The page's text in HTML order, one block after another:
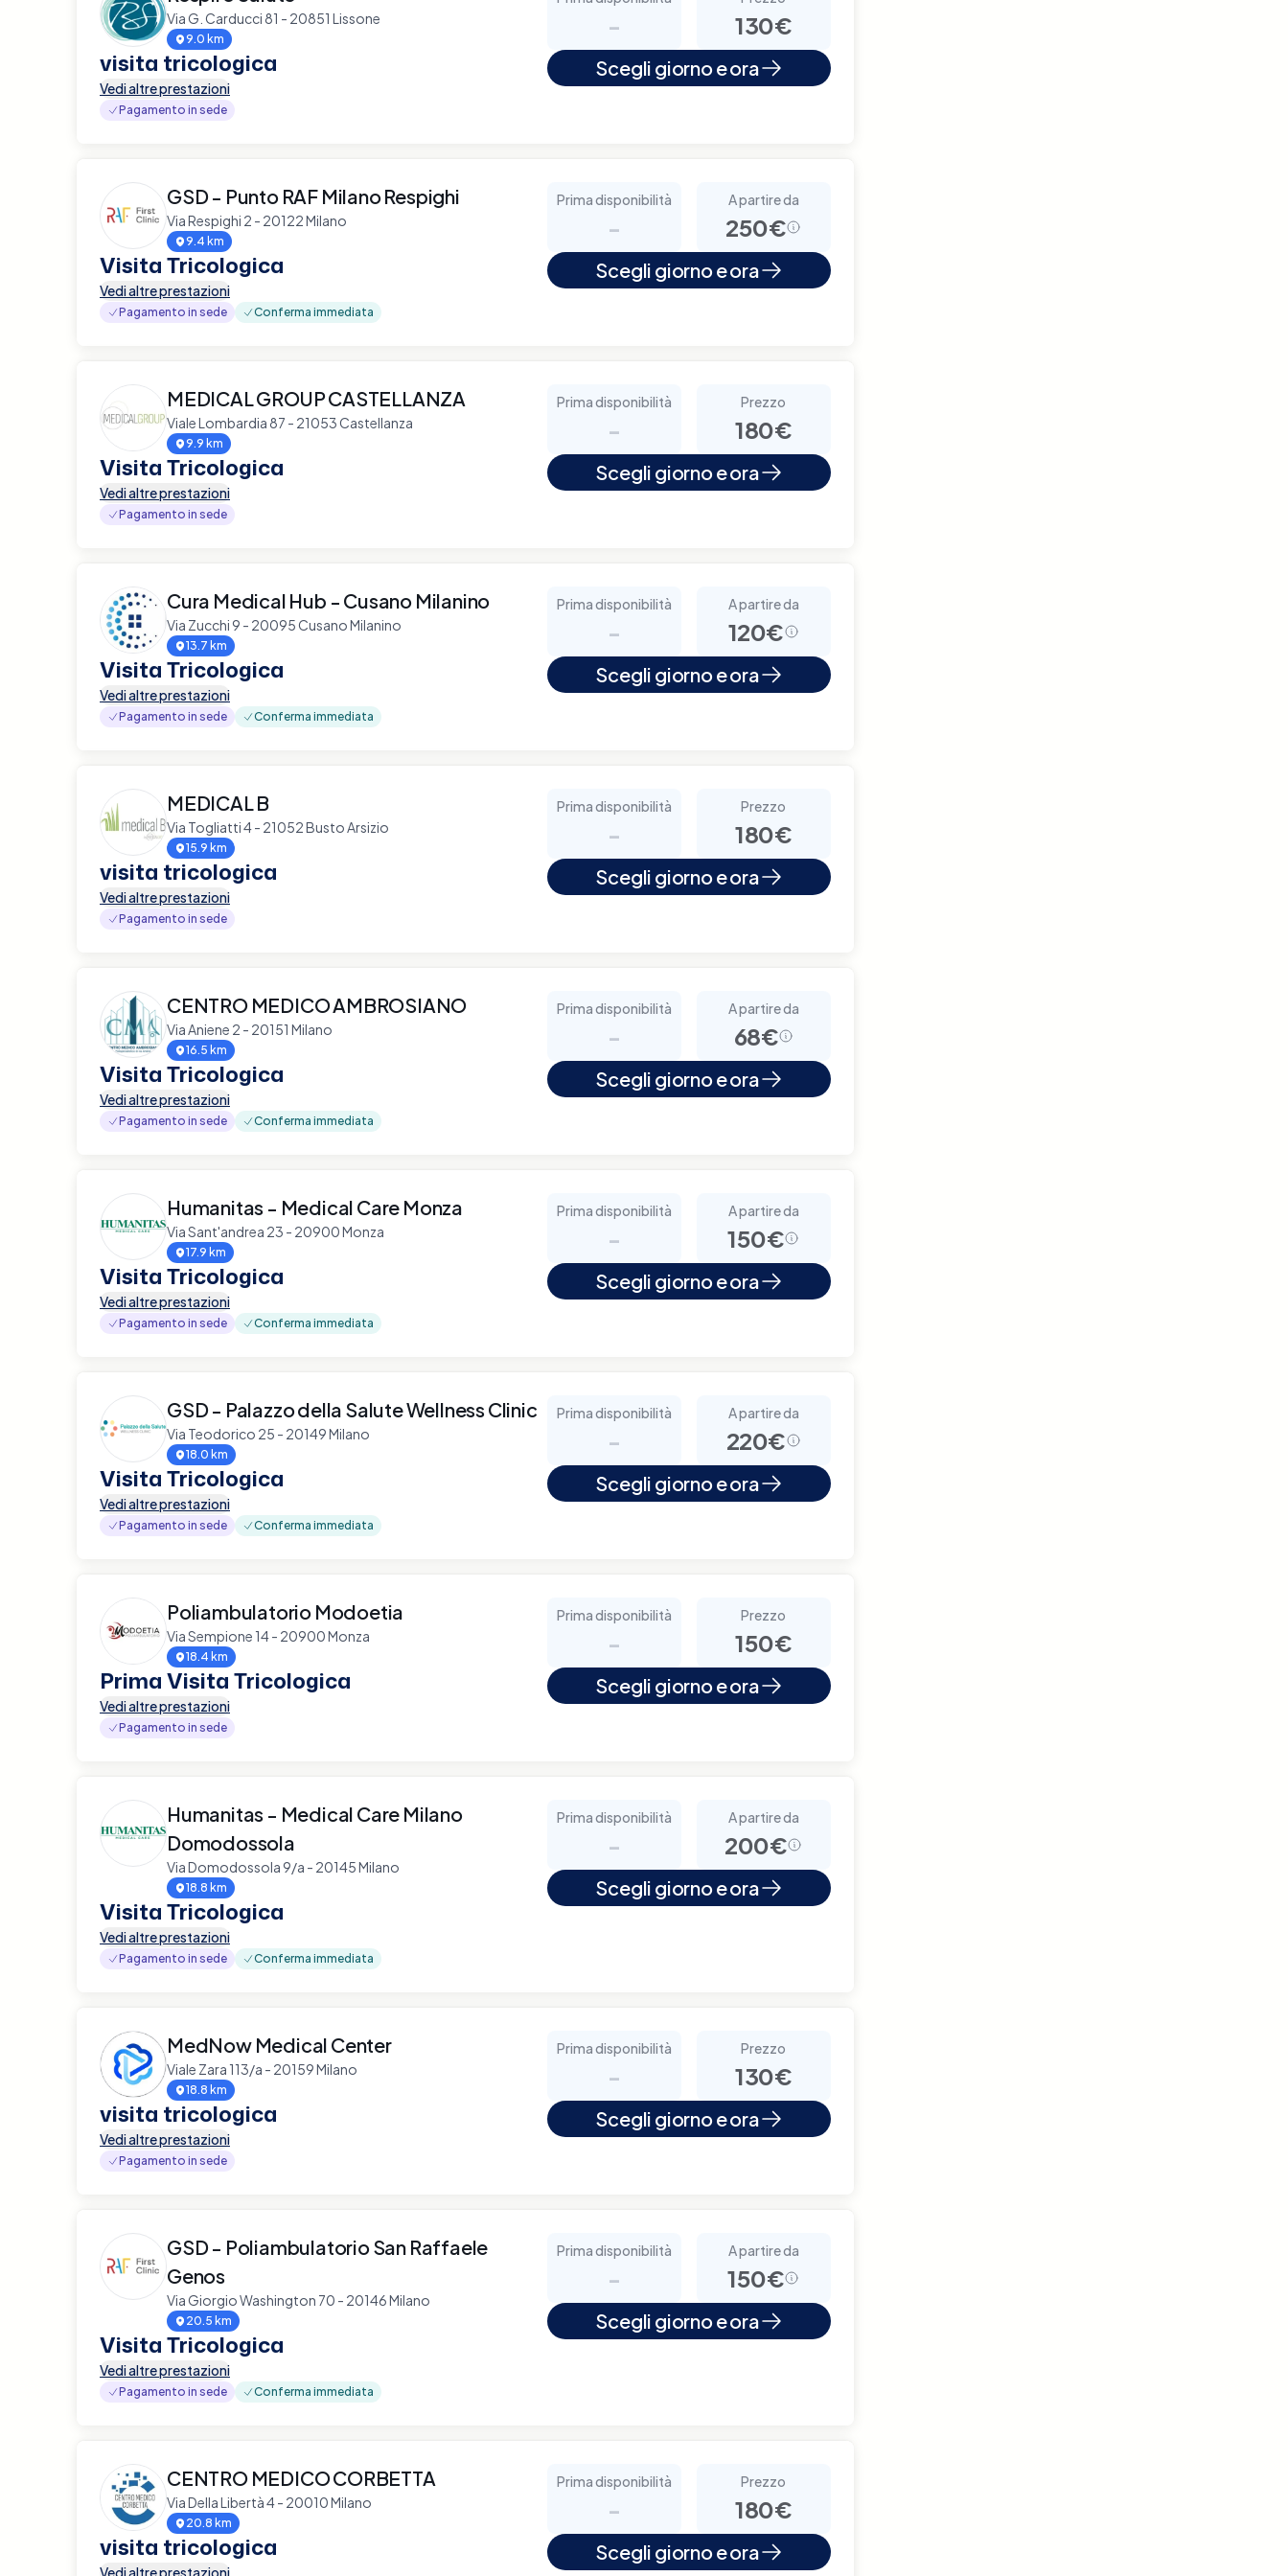
Via G. Carducci 81 - 20851 Lissone
9.0 km
visita tricologica
Vedi altre prestazioni
Pagamento in sede
- 130€
Scegli giorno e ora
GSD - Punto RAF Milano Respighi
Via Respighi 2 - 20122 Milano
9.4 km
Visita Tricologica
Vedi altre prestazioni
Pagamento in sede Conferma immediata
Prima disponibilità
-
A partire da
250€
Scegli giorno e ora
MEDICAL GROUP CASTELLANZA
Viale Lombardia 87 - 21053 Castellanza
9.9 km
Visita Tricologica
Vedi altre prestazioni
Pagamento in sede
Prima disponibilità
-
Prezzo
180€
Scegli giorno e ora
Cura Medical Hub - Cusano Milanino
Via Zucchi 9 - 20095 Cusano Milanino
13.7 km
Visita Tricologica
Vedi altre prestazioni
Pagamento in sede Conferma immediata
Prima disponibilità
-
A partire da
120€
Scegli giorno e ora
MEDICAL B
Via Togliatti 4 - 21052 Busto Arsizio
15.9 km
visita tricologica
Vedi altre prestazioni
Pagamento in sede
Prima disponibilità
-
Prezzo
180€
Scegli giorno e ora
CENTRO MEDICO AMBROSIANO
Via Aniene 2 - 20151 Milano
16.5 km
Visita Tricologica
Vedi altre prestazioni
Pagamento in sede Conferma immediata
Prima disponibilità
-
A partire da
68€
Scegli giorno e ora
Humanitas - Medical Care Monza
Via Sant'andrea 23 - 20900 Monza
17.9 km
Visita Tricologica
Vedi altre prestazioni
Pagamento in sede Conferma immediata
Prima disponibilità
-
A partire da
150€
Scegli giorno e ora
GSD - Palazzo della Salute Wellness Clinic
Via Teodorico 25 - 20149 Milano
18.0 km
Visita Tricologica
Vedi altre prestazioni
Pagamento in sede Conferma immediata
Prima disponibilità
-
A partire da
220€
Scegli giorno e ora
Poliambulatorio Modoetia
Via Sempione 14 - 20900 Monza
18.4 km
Prima Visita Tricologica
Vedi altre prestazioni
Pagamento in sede
Prima disponibilità
-
Prezzo
150€
Scegli giorno e ora
Humanitas - Medical Care Milano
Domodossola
Via Domodossola 9/a - 20145 Milano
18.8 km
Visita Tricologica
Vedi altre prestazioni
Pagamento in sede Conferma immediata
Prima disponibilità
-
A partire da
200€
Scegli giorno e ora
MedNow Medical Center
Viale Zara 113/a - 20159 Milano
18.8 km
visita tricologica
Vedi altre prestazioni
Pagamento in sede
Prima disponibilità
-
Prezzo
130€
Scegli giorno e ora
GSD - Poliambulatorio San Raffaele
Genos
Via Giorgio Washington 70 - 20146 Milano
20.5 km
Visita Tricologica
Vedi altre prestazioni
Pagamento in sede Conferma immediata
Prima disponibilità
-
A partire da
150€
Scegli giorno e ora
CENTRO MEDICO CORBETTA
Via Della Libertà 4 - 20010 Milano
20.8 km
visita tricologica
Vedi altre prestazioni
Prima disponibilità
-
Prezzo
180€
Scegli giorno e ora